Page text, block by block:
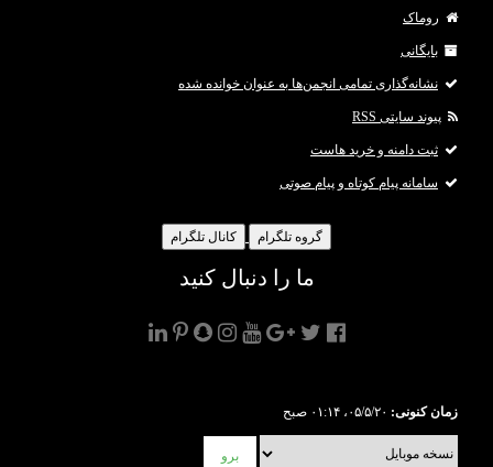
روماک
بایگانی
نشانه‌گذاری تمامی انجمن‌ها به عنوان خوانده شده
پیوند سایتی RSS
ثبت دامنه و خرید هاست
سامانه پیام کوتاه و پیام صوتی
گروه تلگرام کانال تلگرام
ما را دنبال کنید
زمان کنونی: ۰۵/۵/۲۰، ۰۱:۱۴ صبح
برو